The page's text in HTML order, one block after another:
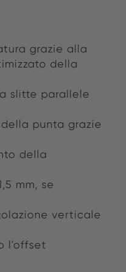
grazie alla
della
slitte parallele
punta grazie
della
mm, se
verticale
l'offset